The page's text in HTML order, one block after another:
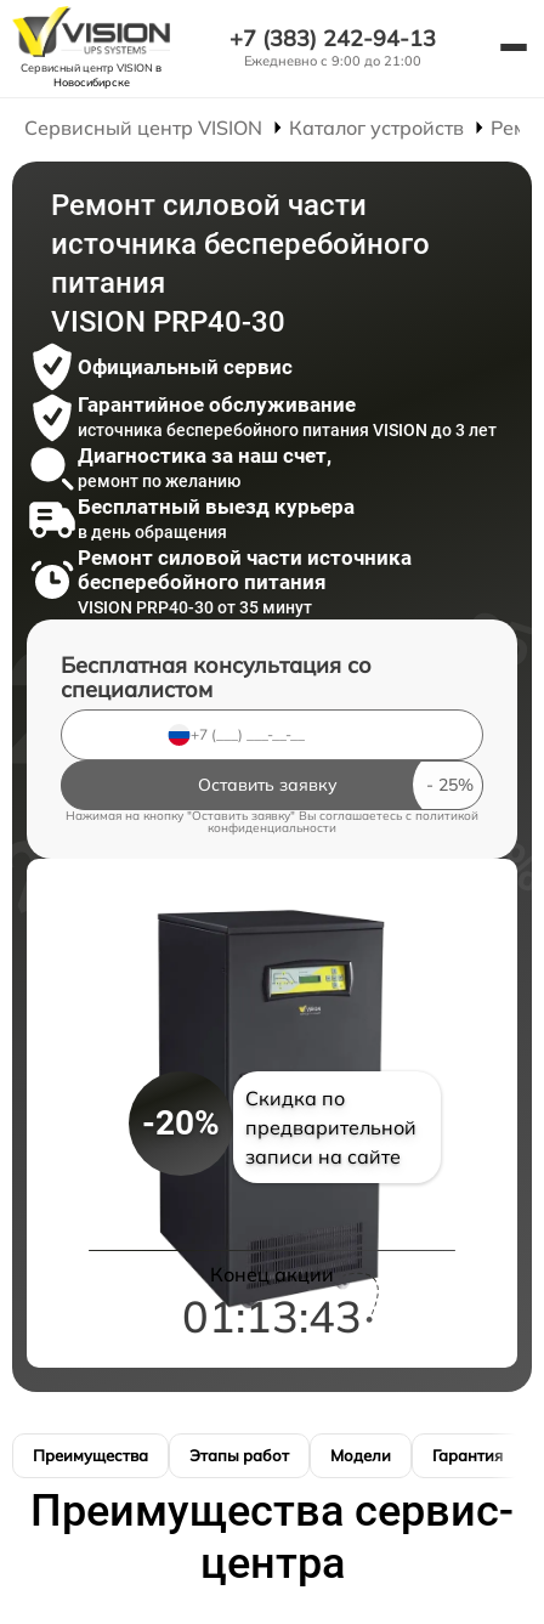
Сервисный центр VISION в
Новосибирске
+7 (383) 242-94-13
Ежедневно с 9:00 до 21:00
Сервисный центр VISION Каталог устройств
Ремонт силовой части
источника бесперебойного
питания
VISION PRP40-30
Официальный сервис
Гарантийное обслуживание
источника бесперебойного питания VISION до 3 лет
Диагностика за наш счет,
ремонт по желанию
Бесплатный выезд курьера
в день обращения
Ремонт силовой части источника
бесперебойного питания
VISION PRP40-30 от 35 минут
Бесплатная консультация со
специалистом
Оставить заявку
Нажимая на кнопку "Оставить заявку" Вы соглашаетесь cполитикой
конфиденциальности
-20%
Скидка по
предварительной
записи на сайте
Конец акции
01:13:42
Преимущества Этапы работ Модели Гарантия
Преимущества сервис-
центра